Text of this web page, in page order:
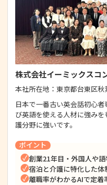
株式会社イーミックスコ
本社所在地： 東京都台東区秋
日本で一番古い英会話初心
び英語を使える人材に強み
護分野に強いです。
ポイント
創業21年目・外国人や
宿泊と介護に特化した体
離職率がわかるAIで定着